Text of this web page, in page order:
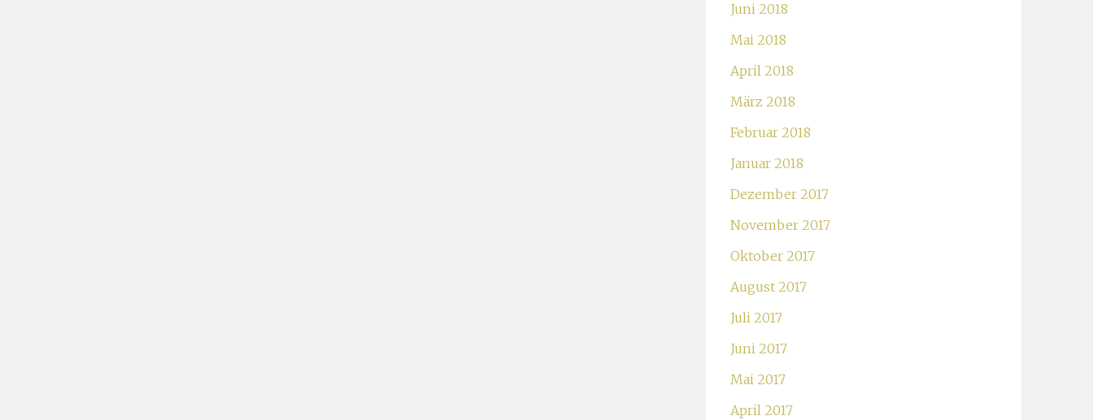
Juni 2018
Mai 2018
April 2018
März 2018
Februar 2018
Januar 2018
Dezember 2017
November 2017
Oktober 2017
August 2017
Juli 2017
Juni 2017
Mai 2017
April 2017